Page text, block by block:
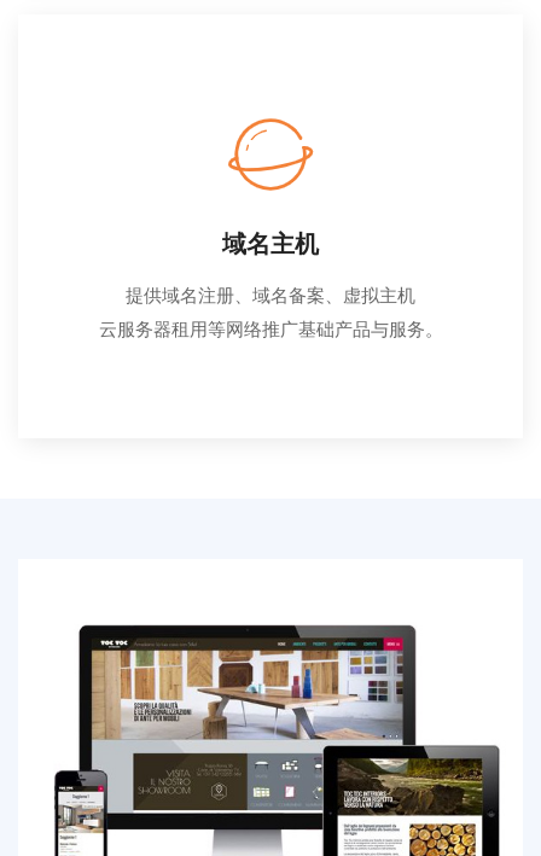
域名主机
提供域名注册、域名备案、虚拟主机
云服务器租用等网络推广基础产品与服务。